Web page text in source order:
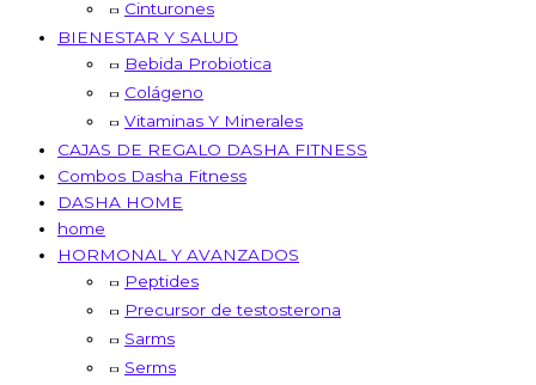
Cinturones
BIENESTAR Y SALUD
Bebida Probiotica
Colágeno
Vitaminas Y Minerales
CAJAS DE REGALO DASHA FITNESS
Combos Dasha Fitness
DASHA HOME
home
HORMONAL Y AVANZADOS
Peptides
Precursor de testosterona
Sarms
Serms